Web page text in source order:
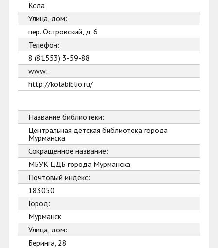
Кола
Улица, дом:
пер. Островский, д. 6
Телефон:
8 (81553) 3-59-88
www:
http://kolabiblio.ru/
Название библиотеки:
Центральная детская библиотека города
Мурманска
Сокращенное название:
МБУК ЦДБ города Мурманска
Почтовый индекс:
183050
Город:
Мурманск
Улица, дом:
Беринга, 28